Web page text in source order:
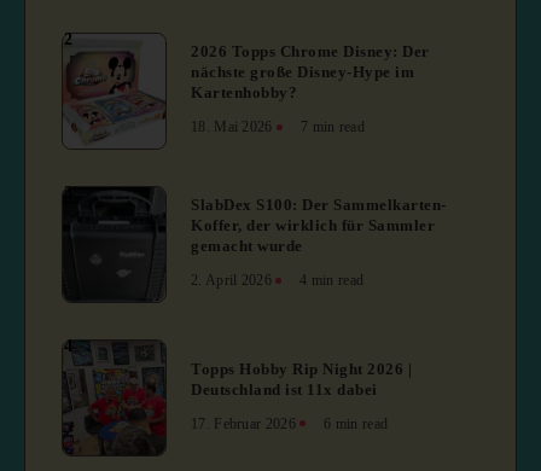
2
2026 Topps Chrome Disney: Der
nächste große Disney-Hype im
Kartenhobby?
18. Mai 2026 7 min read
3
SlabDex S100: Der Sammelkarten-
Koffer, der wirklich für Sammler
gemacht wurde
2. April 2026 4 min read
4
Topps Hobby Rip Night 2026 |
Deutschland ist 11x dabei
17. Februar 2026 6 min read